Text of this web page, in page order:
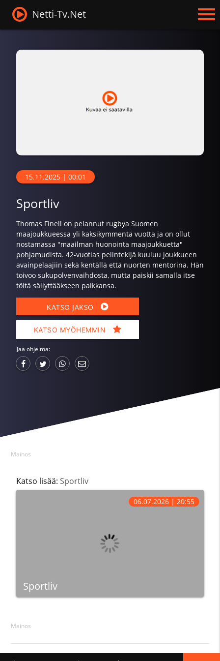
Netti-Tv.Net
15.11.2025 | 00:01
Sportliv
Thomas Finell on pelannut rugbya Suomen
maajoukkueessa yli kaksikymmentä vuotta ja on ollut
nostamassa "maailman huonointa maajoukkuetta"
pohjamudista. 42-vuotias pelintekijä kuuluu joukkueen
avainpelaajiin sekä kentällä että nuorten mentorina. Hän
toivoo sukupolvenvaihdosta, mutta paiskii samalla itse
töitä säilyttääkseen paikkansa.
KATSO JAKSO
KATSO MYÖHEMMIN
Jaa ohjelma:
Mainos
Katso lisää: Sportliv
Sportliv
06.07.2026 | 20:55
Mainos